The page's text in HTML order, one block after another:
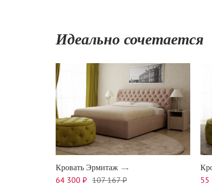
Идеально сочетается
Кровать Эрмитаж
64 300 ₽ 107 167 ₽ 55